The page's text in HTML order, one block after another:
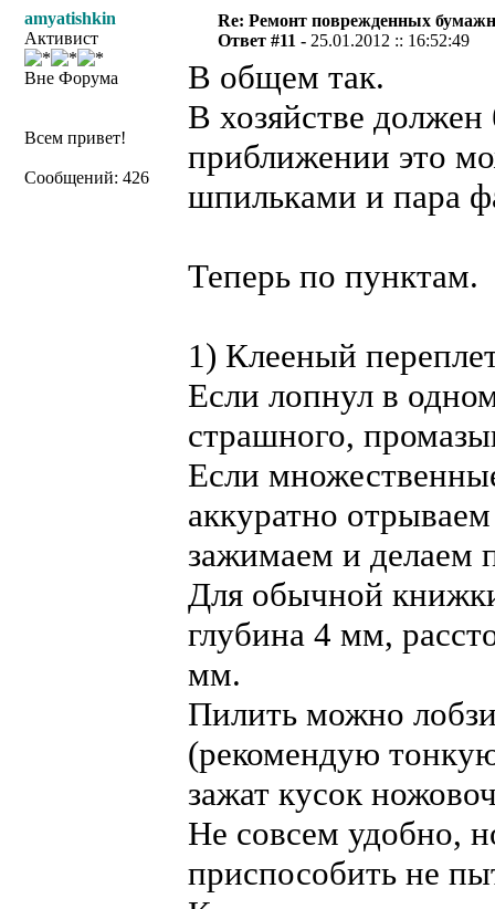
amyatishkin
Активист
Вне Форума
Всем привет!
Сообщений: 426
Re: Ремонт поврежденных
Ответ #11 - 25.01.2012 :: 16:52:49
В общем так.
В хозяйстве
приближении это
шпильками и пара
Теперь по пунктам.
1) Клееный
Если лопнул в
страшного,
Если
аккуратно
зажимаем и делаем
Для обычной
глубина 4 мм,
мм.
Пилить можно
(рекомендую
зажат кусок
Не совсем удобно,
приспособить не